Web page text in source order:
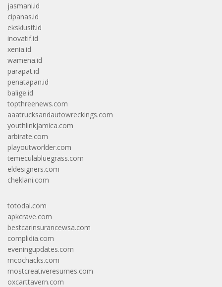
jasmani.id
cipanas.id
eksklusif.id
inovatif.id
xenia.id
wamena.id
parapat.id
penatapan.id
balige.id
topthreenews.com
aaatrucksandautowreckings.com
youthlinkjamica.com
arbirate.com
playoutworlder.com
temeculabluegrass.com
eldesigners.com
cheklani.com
totodal.com
apkcrave.com
bestcarinsurancewsa.com
complidia.com
eveningupdates.com
mcochacks.com
mostcreativeresumes.com
oxcarttavern.com